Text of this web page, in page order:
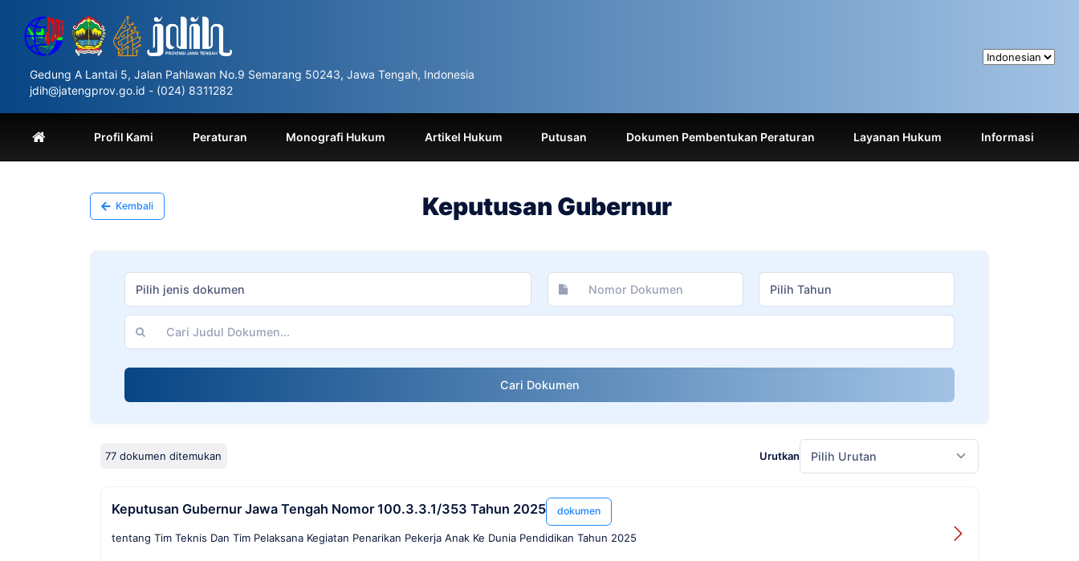
website
includes
accessibility
system.
Control-
F11
Gedung A Lantai 5, Jalan Pahlawan No.9 Semarang 50243, Jawa Tengah, Indonesia
jdih@jatengprov.go.id - (024) 8311282
Profil Kami Peraturan Monografi Hukum Artikel Hukum Putusan Dokumen Pembentukan Peraturan Layanan Hukum Informasi
Kembali Keputusan Gubernur
Pilih jenis dokumen Pilih Tahun
Cari Dokumen
77 dokumen ditemukan Urutkan Pilih Urutan
Keputusan Gubernur Jawa Tengah Nomor 100.3.3.1/353 Tahun 2025 dokumen
tentang Tim Teknis Dan Tim Pelaksana Kegiatan Penarikan Pekerja Anak Ke Dunia Pendidikan Tahun 2025